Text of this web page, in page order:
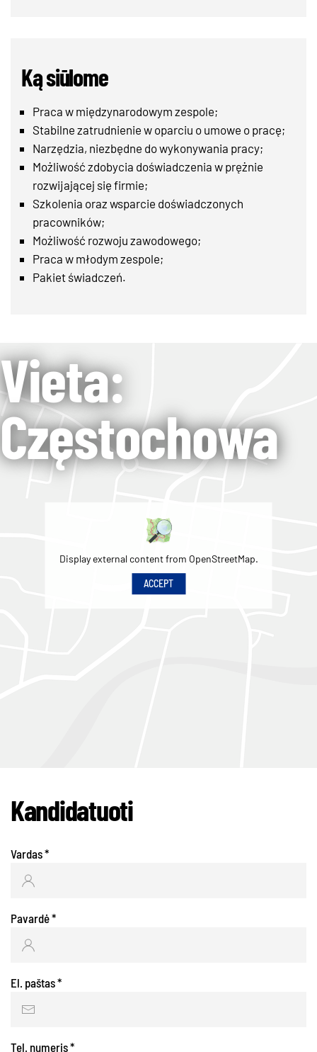
Ką siūlome
Praca w międzynarodowym zespole;
Stabilne zatrudnienie w oparciu o umowe o pracę;
Narzędzia, niezbędne do wykonywania pracy;
Możliwość zdobycia doświadczenia w prężnie
rozwijającej się firmie;
Szkolenia oraz wsparcie doświadczonych
pracowników;
Możliwość rozwoju zawodowego;
Praca w młodym zespole;
Pakiet świadczeń.
Vieta:
Częstochowa
Display external content from OpenStreetMap.
ACCEPT
Kandidatuoti
Vardas*
Pavardė*
El. paštas*
Tel. numeris*